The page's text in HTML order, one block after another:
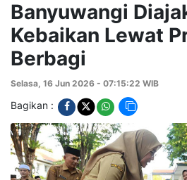
Banyuwangi
Kebaikan Lewat
Berbagi
Selasa, 16 Jun 2026 - 07:15:22 WIB
Bagikan :